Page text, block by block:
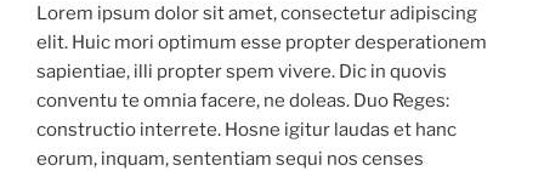
Lorem ipsum dolor sit amet, consectetur adipiscing
elit. Huic mori optimum esse propter desperationem
sapientiae, illi propter spem vivere. Dic in quovis
conventu te omnia facere, ne doleas. Duo Reges:
constructio interrete. Hosne igitur laudas et hanc
eorum, inquam, sententiam sequi nos censes